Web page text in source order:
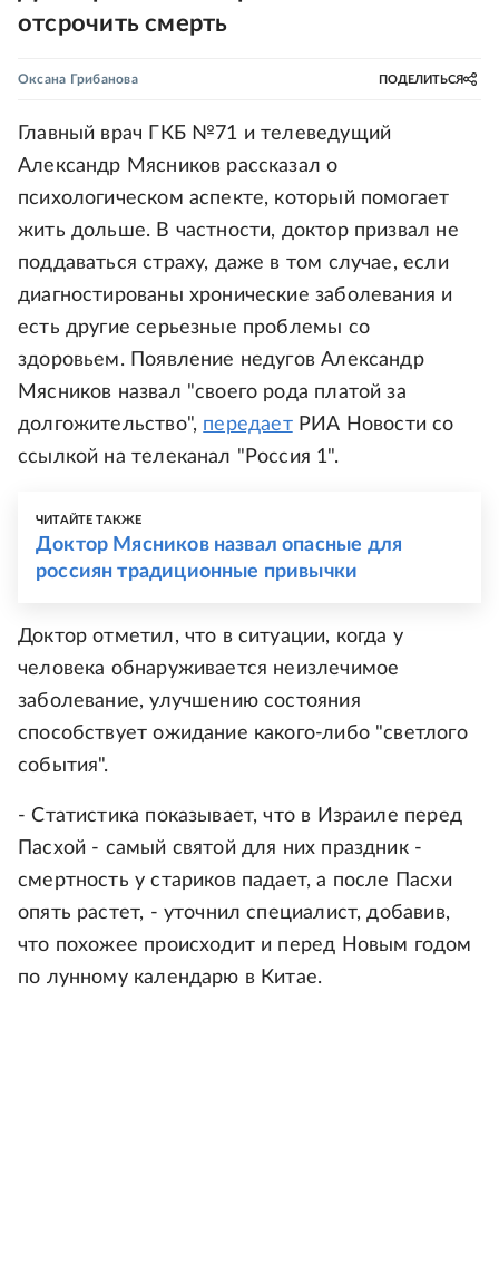
отсрочить смерть
Оксана Грибанова ПОДЕЛИТЬСЯ
Главный врач ГКБ №71 и телеведущий
Александр Мясников рассказал о
психологическом аспекте, который помогает
жить дольше. В частности, доктор призвал не
поддаваться страху, даже в том случае, если
диагностированы хронические заболевания и
есть другие серьезные проблемы со
здоровьем. Появление недугов Александр
Мясников назвал "своего рода платой за
долгожительство", передаетРИА Новости со
ссылкой на телеканал "Россия 1".
ЧИТАЙТЕ ТАКЖЕ
Доктор Мясников назвал опасные для
россиян традиционные привычки
Доктор отметил, что в ситуации, когда у
человека обнаруживается неизлечимое
заболевание, улучшению состояния
способствует ожидание какого-либо "светлого
события".
- Статистика показывает, что в Израиле перед
Пасхой - самый святой для них праздник -
смертность у стариков падает, а после Пасхи
опять растет, - уточнил специалист, добавив,
что похожее происходит и перед Новым годом
по лунному календарю в Китае.